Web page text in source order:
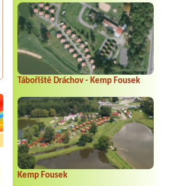
Tábořiště Dráchov - Kemp Fousek
Kemp Fousek